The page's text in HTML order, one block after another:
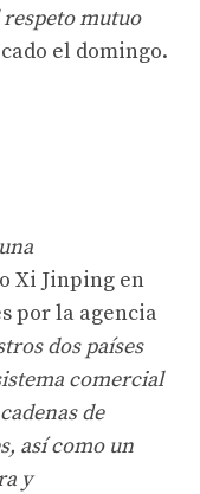
mutuo
el domingo.
Xi Jinping en
por la agencia
dos países
comercial
de
así como un
y